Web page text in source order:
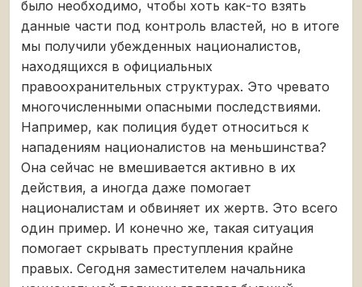
было необходимо, чтобы хоть как-то взять
данные части под контроль властей, но в итоге
мы получили убежденных националистов,
находящихся в официальных
правоохранительных структурах. Это чревато
многочисленными опасными последствиями.
Например, как полиция будет относиться к
нападениям националистов на меньшинства?
Она сейчас не вмешивается активно в их
действия, а иногда даже помогает
националистам и обвиняет их жертв. Это всего
один пример. И конечно же, такая ситуация
помогает скрывать преступления крайне
правых. Сегодня заместителем начальника